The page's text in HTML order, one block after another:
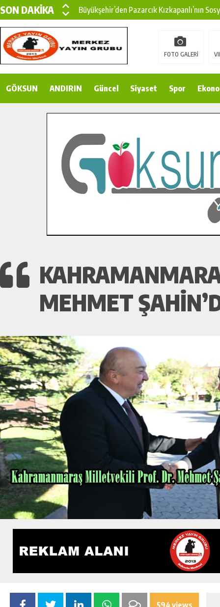
SON DAKİKA
Büyükşehir’den Pazarcık Kızkapanlı’nın
Büyükşehir’den Pazarcık Kırsalına Modern
Çin’den KSÜ’ye Uluslararası Başarı:
Gençler Pusula Maraş Kampında Yeni
İlçe Jandarma Komutanı Karakaya’dan
Bertiz’in Yeni Köprüsünde Sona Doğru.
FOTO GALERİ
GÖKSUN ANDIRIN Güncel Siyaset Spor
MEHMET